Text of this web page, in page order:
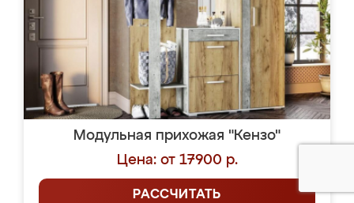
Модульная прихожая "Кензо"
Цена: от 17900 р.
РАССЧИТАТЬ